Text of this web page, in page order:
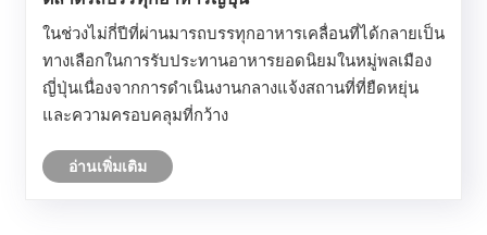
ในช่วงไม่กี่ปีที่ผ่านมารถบรรทุกอาหารเคลื่อนที่ได้กลายเป็น
ทางเลือกในการรับประทานอาหารยอดนิยมในหมู่พลเมือง
ญี่ปุ่นเนื่องจากการดำเนินงานกลางแจ้งสถานที่ที่ยืดหยุ่น
และความครอบคลุมที่กว้าง
อ่านเพิ่มเติม